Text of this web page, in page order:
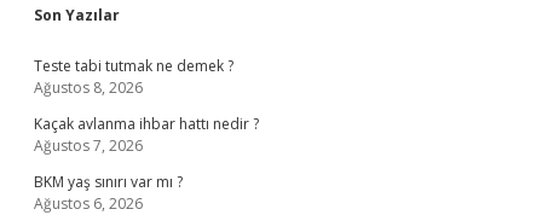
Sidebar
Son Yazılar
Teste tabi tutmak ne demek ?
Ağustos 8, 2026
Kaçak avlanma ihbar hattı nedir ?
Ağustos 7, 2026
BKM yaş sınırı var mı ?
Ağustos 6, 2026